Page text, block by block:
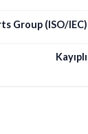
Group (ISO/IEC)
Kayıplı